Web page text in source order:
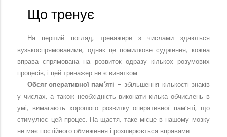
Що тренує
На перший погляд, тренажери з числами здаються
вузькоспрямованими, однак це помилкове судження, кожна
вправа спрямована на розвиток одразу кількох розумових
процесів, і цей тренажер не є винятком.
Обсяг оперативної пам’яті – збільшення кількості знаків
у числах, а також необхідність виконати кілька обчислень в
умі, вимагають хорошого розвитку оперативної пам’яті, що
стимулює цей процес. На щастя, таке місце в нашому мозку
не має постійного обмеження і розширюється вправами.